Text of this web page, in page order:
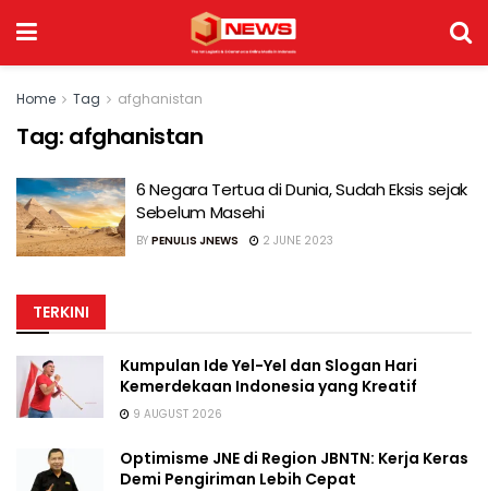
Home Tag afghanistan
Tag: afghanistan
6 Negara Tertua di Dunia, Sudah Eksis sejak
Sebelum Masehi
BY PENULIS JNEWS 2 JUNE 2023
TERKINI
Kumpulan Ide Yel-Yel dan Slogan Hari
Kemerdekaan Indonesia yang Kreatif
9 AUGUST 2026
Optimisme JNE di Region JBNTN: Kerja Keras
Demi Pengiriman Lebih Cepat